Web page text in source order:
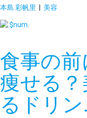
本島 彩帆里 | 美容
食事の
痩せる
るドリ